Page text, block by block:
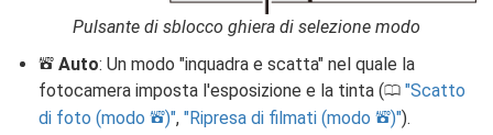
Pulsante di sblocco ghiera di selezione modo
b Auto: Un modo "inquadra e scatta" nel quale la
fotocamera imposta l'esposizione e la tinta (0 Scatto
di foto (modo b) , Ripresa di filmati (modo b) ).